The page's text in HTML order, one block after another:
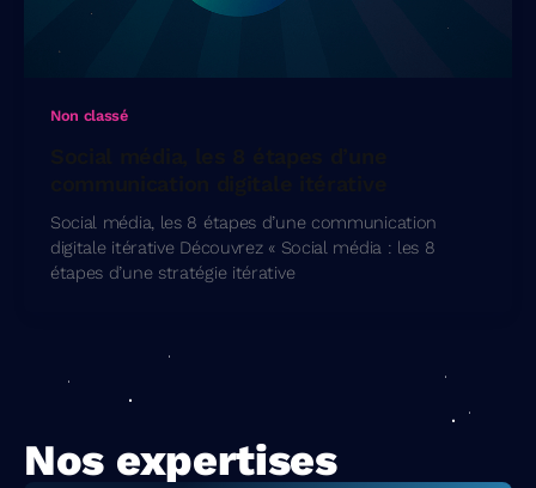
Non classé
Social média, les 8 étapes d’une communication
digitale itérative Découvrez « Social média : les 8
étapes d’une stratégie itérative
Nos expertises